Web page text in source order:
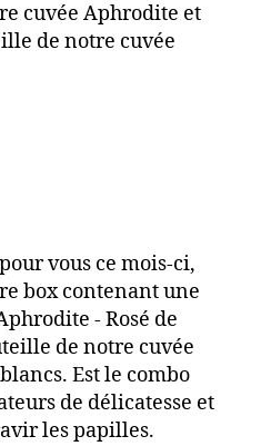
cuvée Aphrodite et
de notre cuvée
vous ce mois-ci,
box contenant une
- Rosé de
de notre cuvée
Est le combo
de délicatesse et
les papilles.